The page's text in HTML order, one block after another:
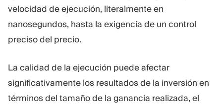
velocidad de ejecución, literalmente en
nanosegundos, hasta la exigencia de un control
preciso del precio.
La calidad de la ejecución puede afectar
significativamente los resultados de la inversión en
términos del tamaño de la ganancia realizada, el